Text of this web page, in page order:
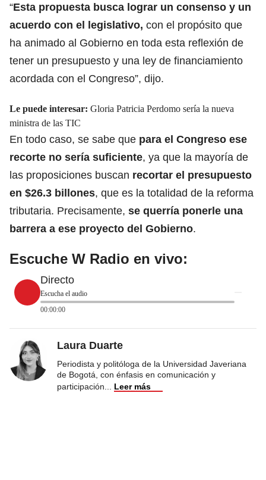
“Esta propuesta busca lograr un consenso y un
acuerdo con el legislativo, con el propósito que
ha animado al Gobierno en toda esta reflexión de
tener un presupuesto y una ley de financiamiento
acordada con el Congreso”, dijo.
Le puede interesar: Gloria Patricia Perdomo sería la nueva
ministra de las TIC
En todo caso, se sabe que para el Congreso ese
recorte no sería suficiente, ya que la mayoría de
las proposiciones buscan recortar el presupuesto
en $26.3 billones, que es la totalidad de la reforma
tributaria. Precisamente, se querría ponerle una
barrera a ese proyecto del Gobierno.
Escuche W Radio en vivo:
Directo
Escucha el audio
00:00:00
Laura Duarte
Periodista y politóloga de la Universidad Javeriana
de Bogotá, con énfasis en comunicación y
participación
Leer más